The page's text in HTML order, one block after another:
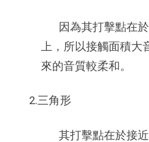
因為其打擊點在
上，所以接觸面積大
來的音質較柔和。
2.三角形
其打擊點在於接